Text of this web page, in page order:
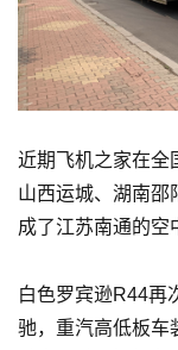
近期飞机之家在全
山西运城、湖南邵
成了江苏南通的空
白色罗宾逊R44再
驰，重汽高低板车